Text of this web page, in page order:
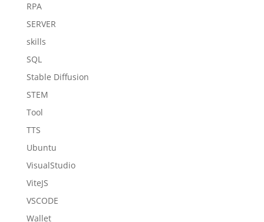
RPA
SERVER
skills
SQL
Stable Diffusion
STEM
Tool
TTS
Ubuntu
VisualStudio
ViteJS
VSCODE
Wallet